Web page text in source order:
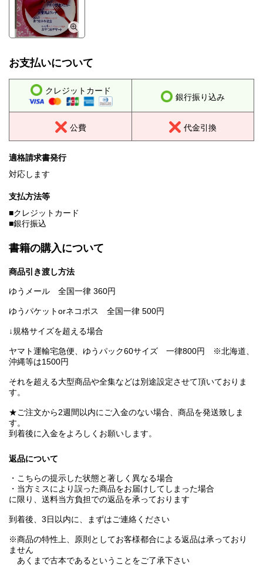
お支払いについて
クレジットカード
銀行振り込み
公費 代金引換
適格請求書発行
対応します
支払方法等
■クレジットカード
■銀行振込
書籍の購入について
商品引き渡し方法
ゆうメール 全国一律 360円
ゆうパケットorネコポス 全国一律 500円
↓規格サイズを超える場合
ヤマト運輸宅急便、ゆうパック60サイズ 一律800円 ※北海道、
沖縄等は1500円
それを超える大型商品や全集などは別途設定させて頂いておりま
す。
★ご注文から2週間以内にご入金のない場合、商品を発送致しま
す。
到着後に入金をよろしくお願いします。
返品について
・こちらの提示した状態と著しく異なる場合
・当方ミスにより誤った商品をお届けしてしまった場合
に限り、送料当方負担での返品を承っております
到着後、3日以内に、まずはご連絡ください
※商品の特性上、原則としてお客様都合による返品は承っており
ません
あくまで古本であるということをご了承下さい